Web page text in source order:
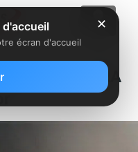
nouveau NRA
✕
écran d'accueil